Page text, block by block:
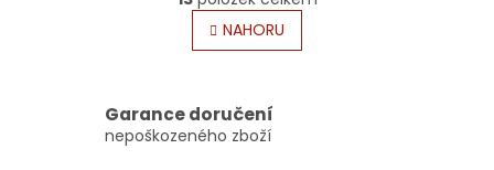
v
l
á
c
í
á
n
k
á
n
í
NAHORU
Garance doručení
nepoškozeného zboží